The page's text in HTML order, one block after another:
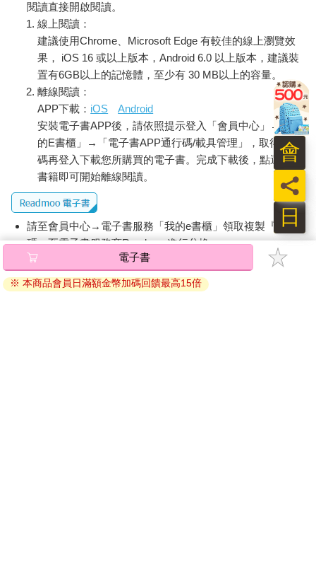
閱讀直接開啟閱讀。
線上閱讀：
建議使用Chrome、Microsoft Edge 有較佳的線上瀏覽效
果， iOS 16 或以上版本，Android 6.0 以上版本，建議裝
置有6GB以上的記憶體，至少有 30 MB以上的容量。
離線閱讀：
APP下載： iOS
Android
安裝電子書APP後，請依照提示登入「會員中心」→「我
的E書櫃」→「電子書APP通行碼/載具管理」，取得通行
碼再登入下載您所購買的電子書。完成下載後，點選任一
書籍即可開始離線閱讀。
請至會員中心→電子書服務「我的e書櫃」領取複製『兌換
碼』至電子書服務商Readmoo進行兌換。
退換貨須知：
因版權保護，您在金石堂所購買的電子書僅能以金石堂專屬
電子書
※ 本商品會員日滿額金幣加碼回饋最高15倍
日
員
會